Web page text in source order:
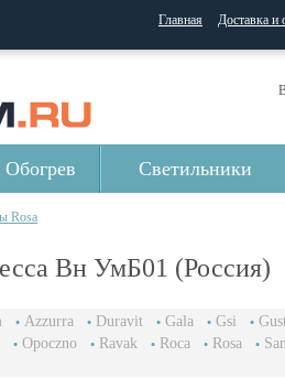
Главная Доставка и
Обогрев Светильники
Rosa
Вн УмБ01 (Россия)
Azzurra Duravit Gala Gsi
Opoczno Ravak Roca Rosa